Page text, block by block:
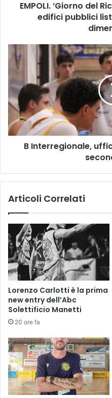
d
i
o
r
,
e
d
e
r
e
d
e
g
l
i
e
d
i
f
i
EMPOLI. ‘Giorno del
edifici pubblici
I
e
r
r
e
g
e
f
c
i
l
e
l
c
a
l
e
n
d
B Interregionale,
Articoli Correlati
Lorenzo Carlotti è la prima
new entry dell’Abc
Solettificio Manetti
20 ore fa